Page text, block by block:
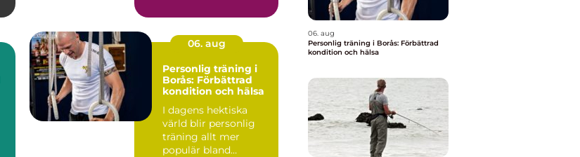
06. aug
Personlig träning i
Borås: Förbättrad
kondition och hälsa
I dagens hektiska
värld blir personlig
träning allt mer
populär bland
06. aug
Personlig träning i Borås: Förbättrad
kondition och hälsa